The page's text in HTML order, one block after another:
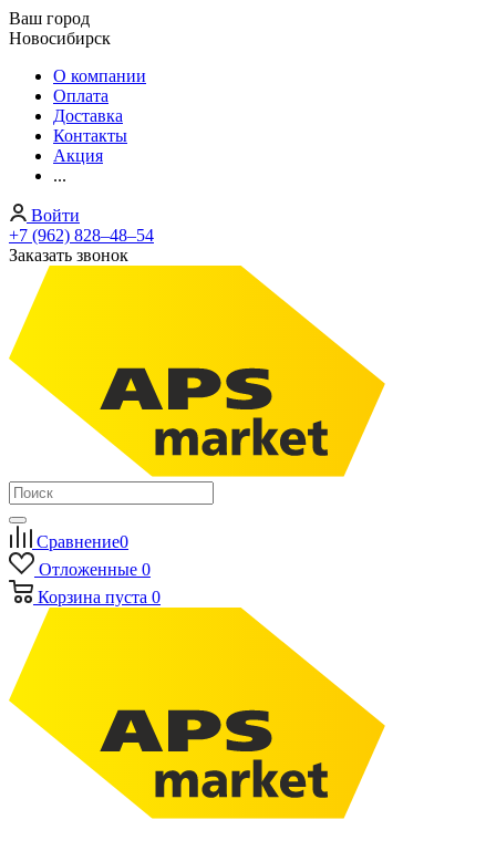
Ваш город
Новосибирск
О компании
Оплата
Доставка
Контакты
Акция
...
Войти
+7 (962) 828‒48‒54
Заказать звонок
Сравнение0
Отложенные 0
Корзина пуста 0